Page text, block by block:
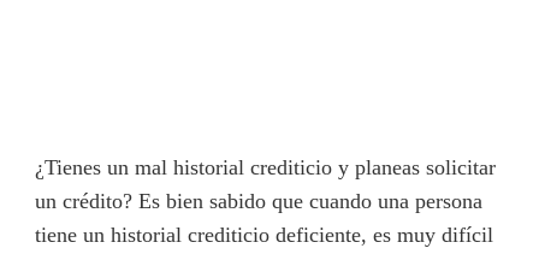
¿Tienes un mal historial crediticio y planeas solicitar
un crédito? Es bien sabido que cuando una persona
tiene un historial crediticio deficiente, es muy difícil